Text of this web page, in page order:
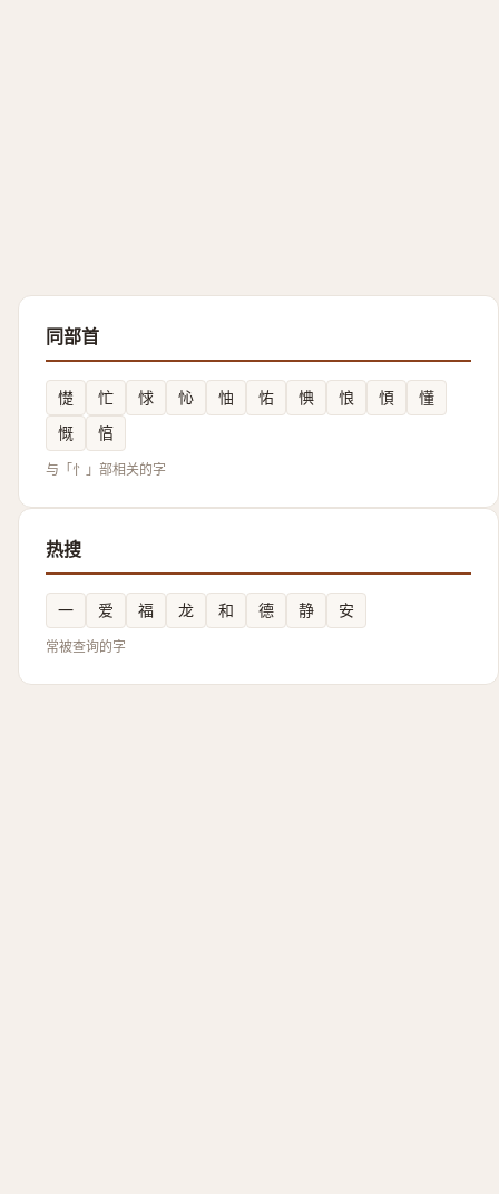
同部首
憷 忙 㤹 㤈 怞 㤑 㥏 悢 㥧
懂
慨
㥫
与「忄」部相关的字
热搜
一 爱 福 龙 和 德 静 安
常被查询的字